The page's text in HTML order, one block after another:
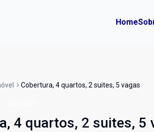
Home
Cobertura, 4 quartos, 2 suites, 5 vagas
4 quartos, 2 suites, 5